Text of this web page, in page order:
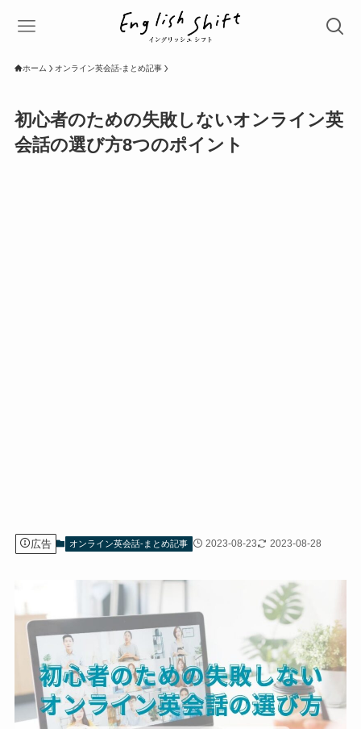
ホーム オンライン英会話-まとめ記事
初心者のための失敗しないオンライン英
会話の選び方8つのポイント
広告 オンライン英会話-まとめ記事 2023-08-23 2023-08-28